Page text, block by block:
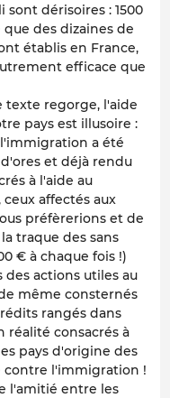
sont dérisoires : 1500
des dizaines de
établis en France,
efficace que
texte regorge, l'aide
pays est illusoire :
a été
et déjà rendu
à l'aide au
affectés aux
préfèrerions et de
traque des sans
€ à chaque fois !)
actions utiles au
même consternés
rangés dans
réalité consacrés à
pays d'origine des
contre l'immigration !
l'amitié entre les